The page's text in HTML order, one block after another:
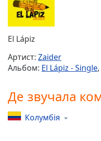
Duration-:-
Loaded:
Stream
TypeLIVE
Seek to
live,
liveLIVE
Remaining
Time-
El Lápiz
Артист: Zaider
Альбом: El Lápiz - Single
Де звучала
Колумбія